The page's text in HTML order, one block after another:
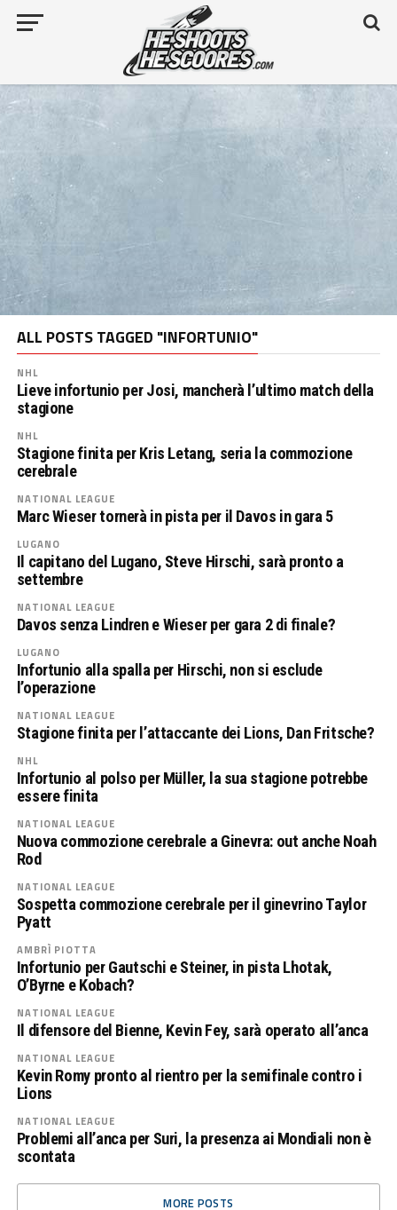
ALL POSTS TAGGED "INFORTUNIO"
NHL
Lieve infortunio per Josi, mancherà l’ultimo match della
stagione
NHL
Stagione finita per Kris Letang, seria la commozione
cerebrale
NATIONAL LEAGUE
Marc Wieser tornerà in pista per il Davos in gara 5
LUGANO
Il capitano del Lugano, Steve Hirschi, sarà pronto a
settembre
NATIONAL LEAGUE
Davos senza Lindren e Wieser per gara 2 di finale?
LUGANO
Infortunio alla spalla per Hirschi, non si esclude
l’operazione
NATIONAL LEAGUE
Stagione finita per l’attaccante dei Lions, Dan Fritsche?
NHL
Infortunio al polso per Müller, la sua stagione potrebbe
essere finita
NATIONAL LEAGUE
Nuova commozione cerebrale a Ginevra: out anche Noah
Rod
NATIONAL LEAGUE
Sospetta commozione cerebrale per il ginevrino Taylor
Pyatt
AMBRÌ PIOTTA
Infortunio per Gautschi e Steiner, in pista Lhotak,
O’Byrne e Kobach?
NATIONAL LEAGUE
Il difensore del Bienne, Kevin Fey, sarà operato all’anca
NATIONAL LEAGUE
Kevin Romy pronto al rientro per la semifinale contro i
Lions
NATIONAL LEAGUE
Problemi all’anca per Suri, la presenza ai Mondiali non è
scontata
MORE POSTS